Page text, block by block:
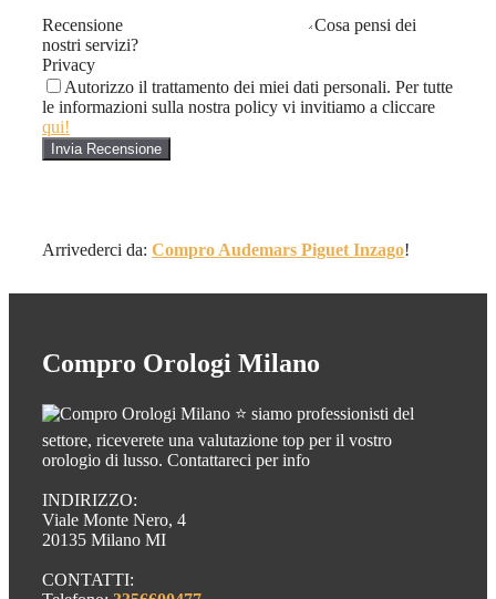
Recensione
Cosa pensi dei
nostri servizi?
Privacy
Autorizzo il trattamento dei miei dati personali. Per tutte
le informazioni sulla nostra policy vi invitiamo a cliccare
qui!
Arrivederci da: Compro Audemars Piguet Inzago!
Compro Orologi Milano
⭐ siamo professionisti del
settore, riceverete una valutazione top per il vostro
orologio di lusso. Contattareci per info
INDIRIZZO:
Viale Monte Nero, 4
20135 Milano MI
CONTATTI: